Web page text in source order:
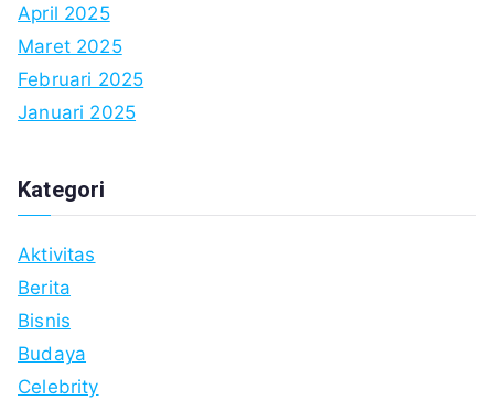
April 2025
Maret 2025
Februari 2025
Januari 2025
Kategori
Aktivitas
Berita
Bisnis
Budaya
Celebrity